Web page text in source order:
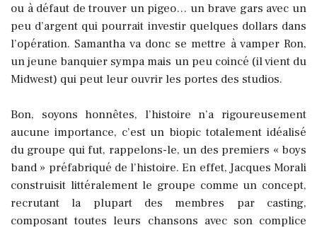
ou à défaut de trouver un pigeo… un brave gars avec un
peu d’argent qui pourrait investir quelques dollars dans
l’opération. Samantha va donc se mettre à vamper Ron,
un jeune banquier sympa mais un peu coincé (il vient du
Midwest) qui peut leur ouvrir les portes des studios.
Bon, soyons honnêtes, l’histoire n’a rigoureusement
aucune importance, c’est un biopic totalement idéalisé
du groupe qui fut, rappelons-le, un des premiers « boys
band » préfabriqué de l’histoire. En effet, Jacques Morali
construisit littéralement le groupe comme un concept,
recrutant la plupart des membres par casting,
composant toutes leurs chansons avec son complice